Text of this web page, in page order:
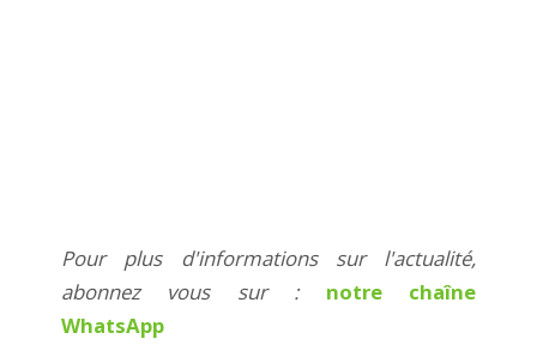
Pour plus d'informations sur l'actualité,
abonnez vous sur : notre chaîne
WhatsApp